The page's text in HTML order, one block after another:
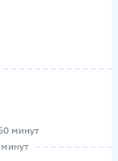
минут